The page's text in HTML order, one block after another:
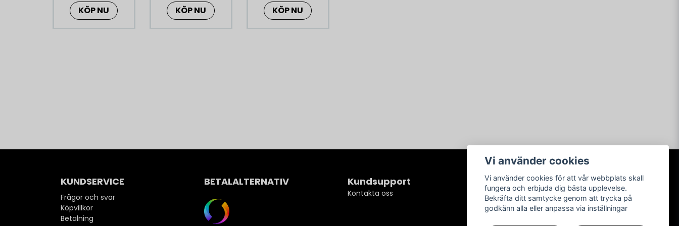
KÖP NU KÖP NU KÖP NU
KUNDSERVICE
Frågor och svar
Köpvillkor
Betalning
BETALALTERNATIV Kundsupport
Kontakta oss
SOCIALA MEDIER
Vi använder cookies
Vi använder cookies för att vår webbplats skall
fungera och erbjuda dig bästa upplevelse.
Bekräfta ditt samtycke genom att trycka på
godkänn alla eller anpassa via inställningar